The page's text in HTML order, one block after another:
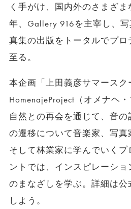
く手がけ、国内外のさまざま
年、Gallery 916を主宰し、
真集の出版をトータルでプ
至る。
本企画「上田義彦サマースク
HomenajeProject（オメナヘ・
自然との再会を通じて、音
の遷移について音楽家、写
そして林業家に学んでいく
ントでは、インスピレーショ
のまなざしを学ぶ。詳細は公
しよう。